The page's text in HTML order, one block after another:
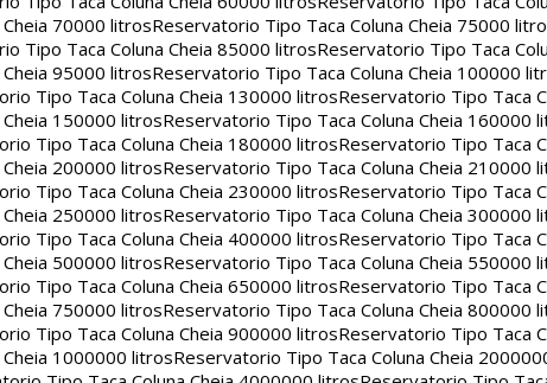
70000 litrosReservatorio Tipo Taca Coluna Cheia 75000
Tipo Taca Coluna Cheia 85000 litrosReservatorio Tipo Taca
95000 litrosReservatorio Tipo Taca Coluna Cheia 100000
Tipo Taca Coluna Cheia 130000 litrosReservatorio Tipo Taca
150000 litrosReservatorio Tipo Taca Coluna Cheia 160000
Tipo Taca Coluna Cheia 180000 litrosReservatorio Tipo Taca
200000 litrosReservatorio Tipo Taca Coluna Cheia 210000
Tipo Taca Coluna Cheia 230000 litrosReservatorio Tipo Taca
250000 litrosReservatorio Tipo Taca Coluna Cheia 300000
Tipo Taca Coluna Cheia 400000 litrosReservatorio Tipo Taca
500000 litrosReservatorio Tipo Taca Coluna Cheia 550000
Tipo Taca Coluna Cheia 650000 litrosReservatorio Tipo Taca
750000 litrosReservatorio Tipo Taca Coluna Cheia 800000
Tipo Taca Coluna Cheia 900000 litrosReservatorio Tipo Taca
1000000 litrosReservatorio Tipo Taca Coluna Cheia